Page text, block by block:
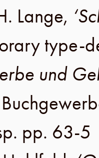
Lange,
type-
und
pp. 63-5